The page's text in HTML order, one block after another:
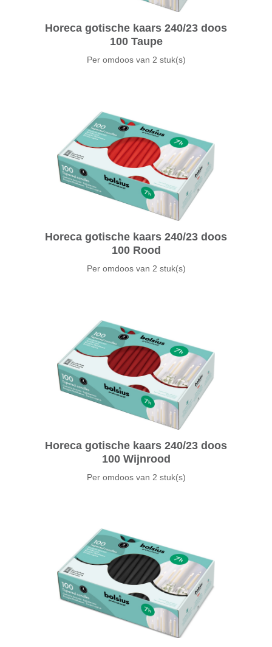
Horeca gotische kaars 240/23 doos
100 Taupe
Per omdoos van 2 stuk(s)
Horeca gotische kaars 240/23 doos
100 Rood
Per omdoos van 2 stuk(s)
Horeca gotische kaars 240/23 doos
100 Wijnrood
Per omdoos van 2 stuk(s)